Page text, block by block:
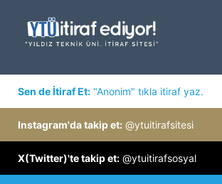
Sen de İtiraf Et: "Anonim" tıkla itiraf yaz.
Instagram'da takip et: @ytuitirafsitesi
X(Twitter)'te takip et: @ytuitirafsosyal